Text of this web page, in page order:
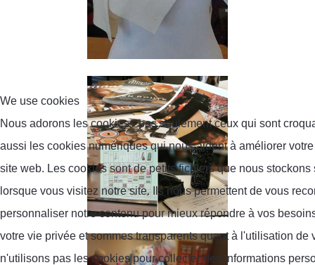
We use cookies
Nous adorons les cookies - pas seulement ceux qui sont
aussi les cookies numériques qui nous aident à améliorer
site web. Les cookies sont de petits fichiers que nous stockons
lorsque vous visitez notre site. Ils nous permettent de vous
personnaliser notre contenu pour mieux répondre à vos
votre vie privée et sommes transparents quant à l'utilisation de
n'utilisons pas les cookies pour collecter des informations